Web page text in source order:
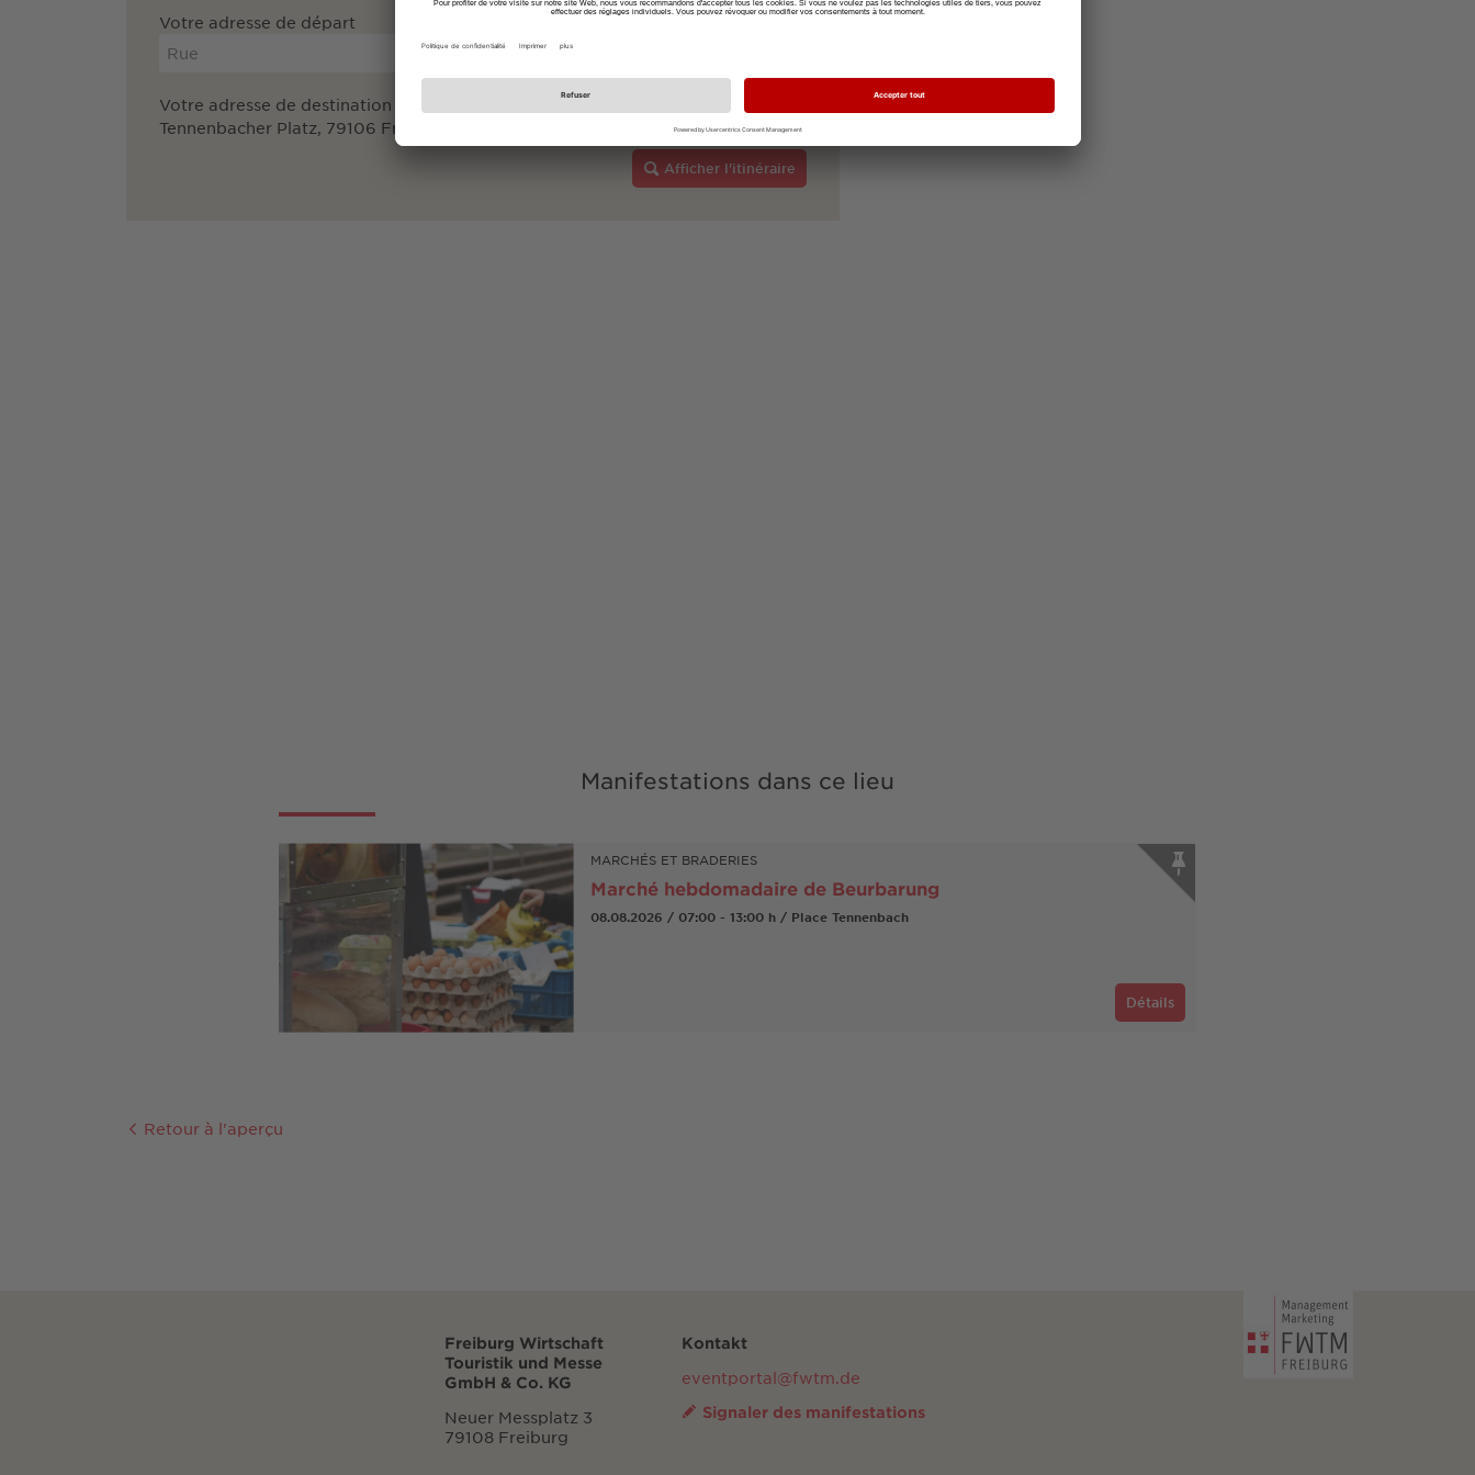
Votre adresse de départ
Votre adresse de destination
Tennenbacher Platz, 79106 Freiburg
Afficher l'itinéraire
Manifestations dans ce lieu
MARCHÉS ET BRADERIES
Marché hebdomadaire de Beurbarung
08.08.2026 / 07:00 - 13:00 h / Place Tennenbach
Détails
Retour à l'aperçu
Freiburg Wirtschaft
Touristik und Messe
GmbH & Co. KG
Neuer Messplatz 3
79108 Freiburg
Kontakt
eventportal@fwtm.de
Signaler des manifestations